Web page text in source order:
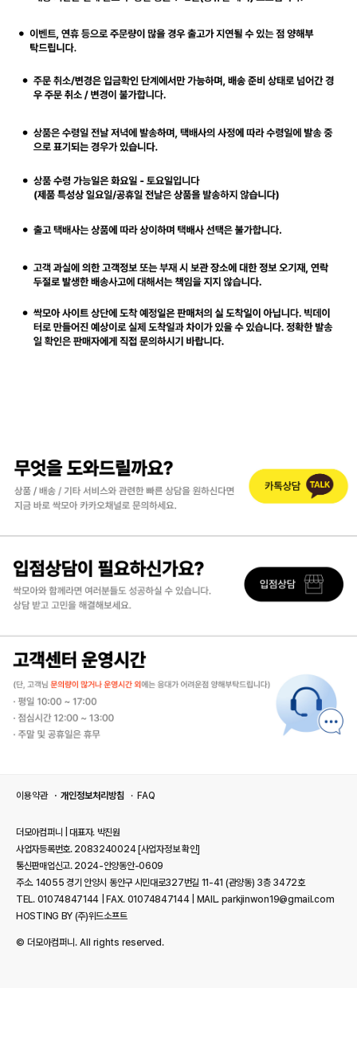
이용약관 개인정보처리방침 FAQ
더모아컴퍼니 | 대표자. 박진원
사업자등록번호. 2083240024[사업자정보 확인]
통신판매업신고. 2024-안양동안-0609
주소. 14055 경기 안양시 동안구 시민대로327번길 11-41 (관양동) 3층 3472호
TEL. 01074847144 | FAX. 01074847144 | MAIL. parkjinwon19@gmail.com
HOSTING BY (주)위드소프트
© 더모아컴퍼니. All rights reserved.